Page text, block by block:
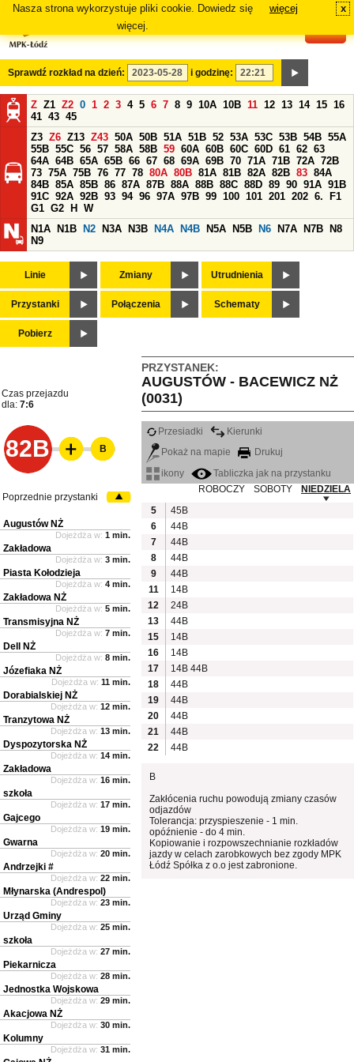
Nasza strona wykorzystuje pliki cookie. Dowiedz się
więcej.
więcej x
Sprawdź rozkład na dzień: i godzinę:
Z Z1 Z2 0 1 2 3 4 5 6 7 8 9 10A 10B 11 12 13 14 15 16
41 43 45
Z3 Z6 Z13 Z43 50A 50B 51A 51B 52 53A 53C 53B 54B 55A
55B 55C 56 57 58A 58B 59 60A 60B 60C 60D 61 62 63
64A 64B 65A 65B 66 67 68 69A 69B 70 71A 71B 72A 72B
73 75A 75B 76 77 78 80A 80B 81A 81B 82A 82B 83 84A
84B 85A 85B 86 87A 87B 88A 88B 88C 88D 89 90 91A 91B
91C 92A 92B 93 94 96 97A 97B 99 100 101 201 202 6.
F1
G1 G2 H
W
N1A
N1B N2 N3A N3B N4A N4B N5A N5B N6 N7A N7B
N8
N9
Linie Zmiany Utrudnienia
Przystanki Połączenia Schematy
Pobierz
PRZYSTANEK:
AUGUSTÓW - BACEWICZ NŻ
(0031)
Czas przejazdu
dla: 7:6
82B
Przesiadki
Kierunki
Pokaż na mapie
Drukuj
ikony
Tabliczka jak na przystanku
ROBOCZY
SOBOTY
NIEDZIELA
5
45B
6
44B
7
44B
8
44B
9
44B
11
14B
12
24B
13
44B
15
14B
16
14B
17
14B 44B
18
44B
19
44B
20
44B
21
44B
22
44B
B
Zakłócenia ruchu powodują zmiany czasów
odjazdów
Tolerancja: przyspieszenie - 1 min.
opóźnienie - do 4 min.
Kopiowanie i rozpowszechnianie rozkładów
jazdy w celach zarobkowych bez zgody MPK
Łódź Spółka z o.o jest zabronione.
B
Poprzednie przystanki
Augustów NŻ
Dojeżdża w: 1 min.
Zakładowa
Dojeżdża w: 3 min.
Piasta Kołodzieja
Dojeżdża w: 4 min.
Zakładowa NŻ
Dojeżdża w: 5 min.
Transmisyjna NŻ
Dojeżdża w: 7 min.
Dell NŻ
Dojeżdża w: 8 min.
Józefiaka NŻ
Dojeżdża w: 11 min.
Dorabialskiej NŻ
Dojeżdża w: 12 min.
Tranzytowa NŻ
Dojeżdża w: 13 min.
Dyspozytorska NŻ
Dojeżdża w: 14 min.
Zakładowa
Dojeżdża w: 16 min.
szkoła
Dojeżdża w: 17 min.
Gajcego
Dojeżdża w: 19 min.
Gwarna
Dojeżdża w: 20 min.
Andrzejki #
Dojeżdża w: 22 min.
Młynarska (Andrespol)
Dojeżdża w: 23 min.
Urząd Gminy
Dojeżdża w: 25 min.
szkoła
Dojeżdża w: 27 min.
Piekarnicza
Dojeżdża w: 28 min.
Jednostka Wojskowa
Dojeżdża w: 29 min.
Akacjowa NŻ
Dojeżdża w: 30 min.
Kolumny
Dojeżdża w: 31 min.